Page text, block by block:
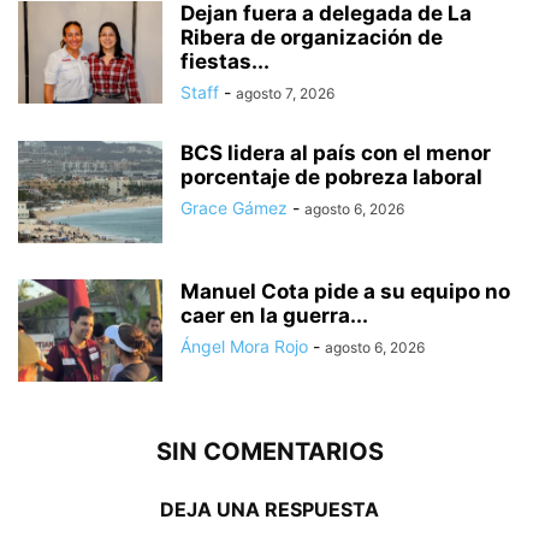
Dejan fuera a delegada de La
Ribera de organización de
fiestas...
Staff - agosto 7, 2026
BCS lidera al país con el menor
porcentaje de pobreza laboral
Grace Gámez - agosto 6, 2026
Manuel Cota pide a su equipo no
caer en la guerra...
Ángel Mora Rojo - agosto 6, 2026
SIN COMENTARIOS
DEJA UNA RESPUESTA